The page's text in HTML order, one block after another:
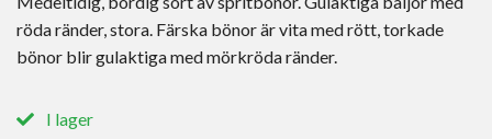
röda ränder, stora. Färska bönor är vita med rött, torkade
bönor blir gulaktiga med mörkröda ränder.
I lager